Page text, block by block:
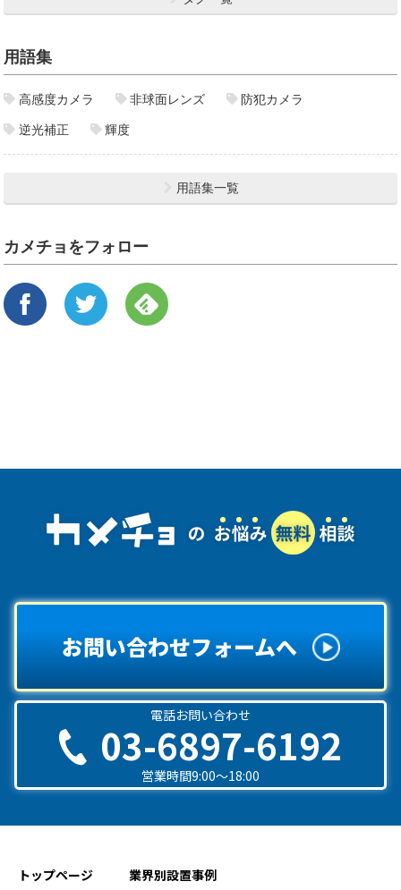
用語集
高感度カメラ 非球面レンズ 防犯カメラ
逆光補正 輝度
用語集一覧
カメチョをフォロー
お問い合わせフォームへ
電話お問い合わせ
03-6897-6192
営業時間9:00〜18:00
トップページ
業界別設置事例